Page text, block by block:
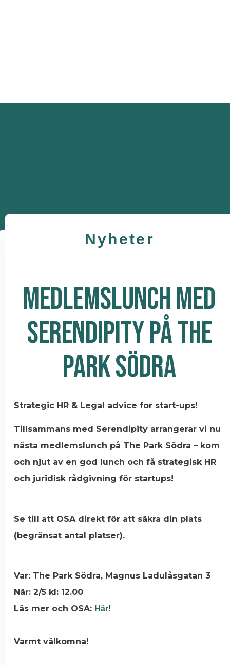
Nyheter
MEDLEMSLUNCH MED
SERENDIPITY PÅ THE
PARK SÖDRA
Strategic HR & Legal advice for start-ups!
Tillsammans med Serendipity arrangerar vi nu
nästa medlemslunch på The Park Södra – kom
och njut av en god lunch och få strategisk HR
och juridisk rådgivning för startups!
Se till att OSA direkt för att säkra din plats
(begränsat antal platser).
Var: The Park Södra, Magnus Ladulåsgatan 3
När: 2/5 kl: 12.00
Läs mer och OSA: Här!
Varmt välkomna!